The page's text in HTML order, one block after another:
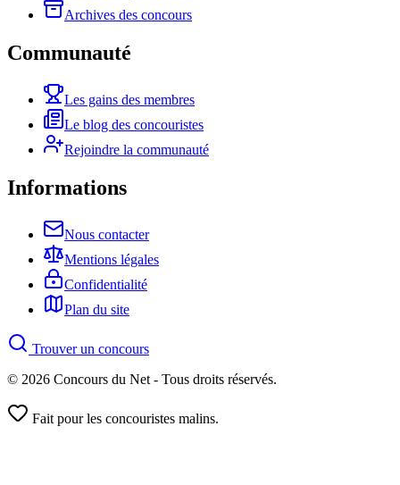
Archives des concours
Communauté
Les gains des membres
Le blog des concouristes
Rejoindre la communauté
Informations
Nous contacter
Mentions légales
Confidentialité
Plan du site
Trouver un concours
© 2026 Concours du Net - Tous droits réservés.
Fait pour les concouristes malins.